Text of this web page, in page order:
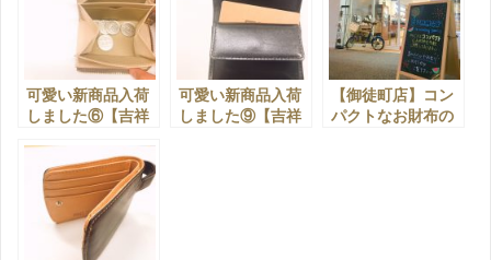
可愛い新商品入荷
しました⑥【吉祥
可愛い新商品入荷
しました⑨【吉祥
【御徒町店】コン
パクトなお財布の